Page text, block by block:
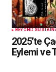
BEYOND
2025’te
Eylemi ve